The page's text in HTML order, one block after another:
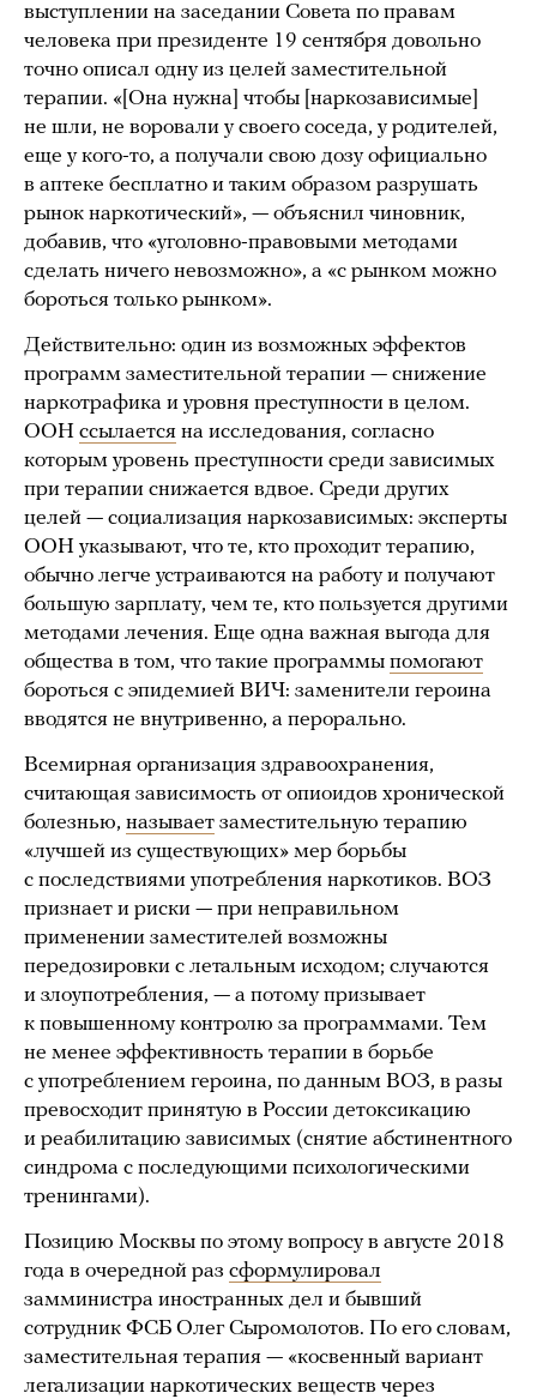
выступлении на заседании Совета по правам
человека при президенте 19 сентября довольно
точно описал одну из целей заместительной
терапии. «[Она нужна] чтобы [наркозависимые]
не шли, не воровали у своего соседа, у родителей,
еще у кого-то, а получали свою дозу официально
в аптеке бесплатно и таким образом разрушать
рынок наркотический», — объяснил чиновник,
добавив, что «уголовно-правовыми методами
сделать ничего невозможно», а «с рынком можно
бороться только рынком».
Действительно: один из возможных эффектов
программ заместительной терапии — снижение
наркотрафика и уровня преступности в целом.
ООН ссылается на исследования, согласно
которым уровень преступности среди зависимых
при терапии снижается вдвое. Среди других
целей — социализация наркозависимых: эксперты
ООН указывают, что те, кто проходит терапию,
обычно легче устраиваются на работу и получают
большую зарплату, чем те, кто пользуется другими
методами лечения. Еще одна важная выгода для
общества в том, что такие программы помогают
бороться с эпидемией ВИЧ: заменители героина
вводятся не внутривенно, а перорально.
Всемирная организация здравоохранения,
считающая зависимость от опиоидов хронической
болезнью, называет заместительную терапию
«лучшей из существующих» мер борьбы
с последствиями употребления наркотиков. ВОЗ
признает и риски — при неправильном
применении заместителей возможны
передозировки с летальным исходом; случаются
и злоупотребления, — а потому призывает
к повышенному контролю за программами. Тем
не менее эффективность терапии в борьбе
с употреблением героина, по данным ВОЗ, в разы
превосходит принятую в России детоксикацию
и реабилитацию зависимых (снятие абстинентного
синдрома с последующими психологическими
тренингами).
Позицию Москвы по этому вопросу в августе 2018
года в очередной раз сформулировал
замминистра иностранных дел и бывший
сотрудник ФСБ Олег Сыромолотов. По его словам,
заместительная терапия — «косвенный вариант
легализации наркотических веществ через